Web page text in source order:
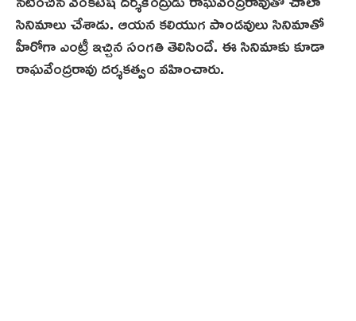
సినిమాలు చేశాడు. ఆయన కలియుగ పాండవులు సినిమాతో
హీరోగా ఎంట్రీ ఇచ్చిన సంగతి తెలిసిందే. ఈ సినిమాకు కూడా
రాఘవేంద్రరావు దర్శకత్వం వ‌హించారు.